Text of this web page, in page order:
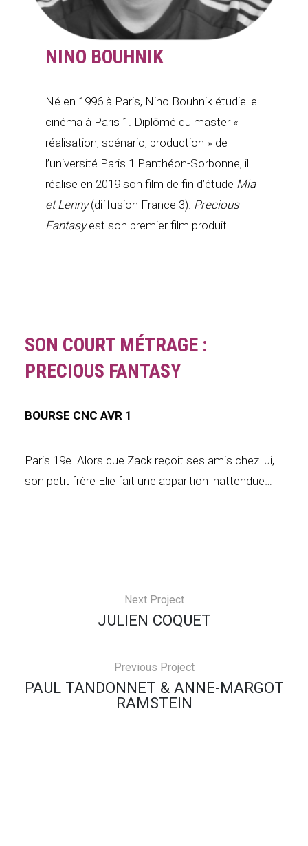
NINO BOUHNIK
Né en 1996 à Paris, Nino Bouhnik étudie le
cinéma à Paris 1. Diplômé du master «
réalisation, scénario, production » de
l’université Paris 1 Panthéon-Sorbonne, il
réalise en 2019 son film de fin d’étude Mia
et Lenny(diffusion France 3). Precious
Fantasyest son premier film produit.
SON COURT MÉTRAGE :
PRECIOUS FANTASY
BOURSE CNC AVR 1
Paris 19e. Alors que Zack reçoit ses amis chez lui,
son petit frère Elie fait une apparition inattendue…
Next Project
JULIEN COQUET
Previous Project
PAUL TANDONNET & ANNE-MARGOT
RAMSTEIN